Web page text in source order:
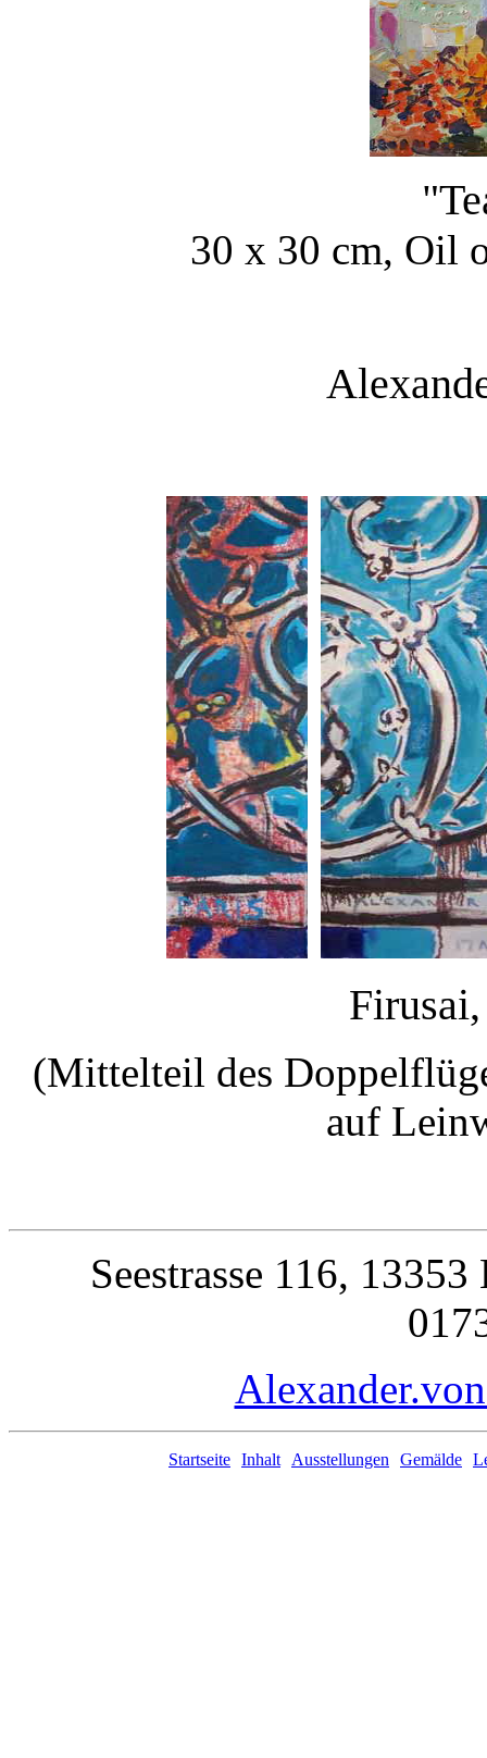
30 x 30 cm, Oil
(Mittelteil des
auf
Seestrasse 116,
Startseite Inhalt Ausstellungen Gemälde